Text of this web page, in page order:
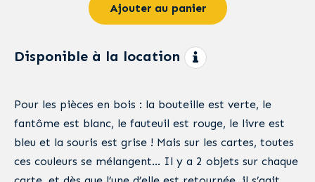
Ajouter au panier
Disponible à la location
Pour les pièces en bois : la bouteille est verte, le
fantôme est blanc, le fauteuil est rouge, le livre est
bleu et la souris est grise ! Mais sur les cartes, toutes
ces couleurs se mélangent… Il y a 2 objets sur chaque